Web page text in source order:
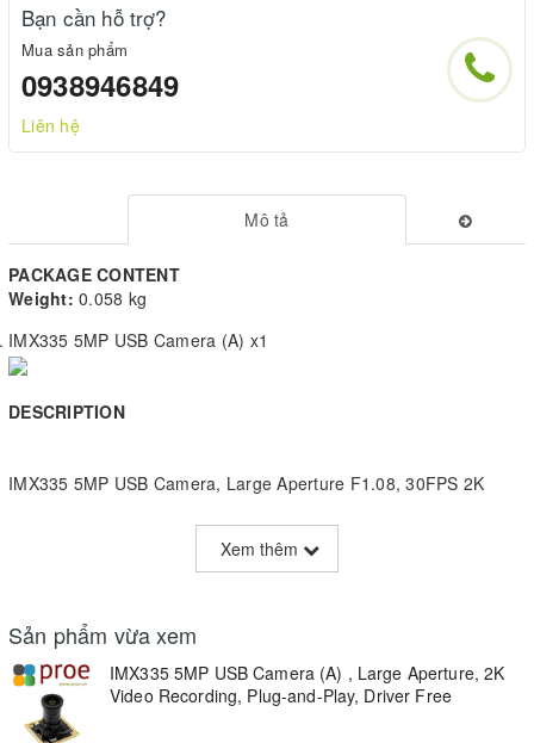
Bạn cần hỗ trợ?
Mua sản phẩm
0938946849
Liên hệ
Mô tả
PACKAGE CONTENT
Weight: 0.058 kg
IMX335 5MP USB Camera (A) x1
DESCRIPTION
IMX335 5MP USB Camera, Large Aperture F1.08, 30FPS 2K
5MP M12 CAMERA MODULE
Specifications
PIXELS
Xem thêm
Sản phẩm vừa xem
IMX335 5MP USB Camera (A) , Large Aperture, 2K
Video Recording, Plug-and-Play, Driver Free